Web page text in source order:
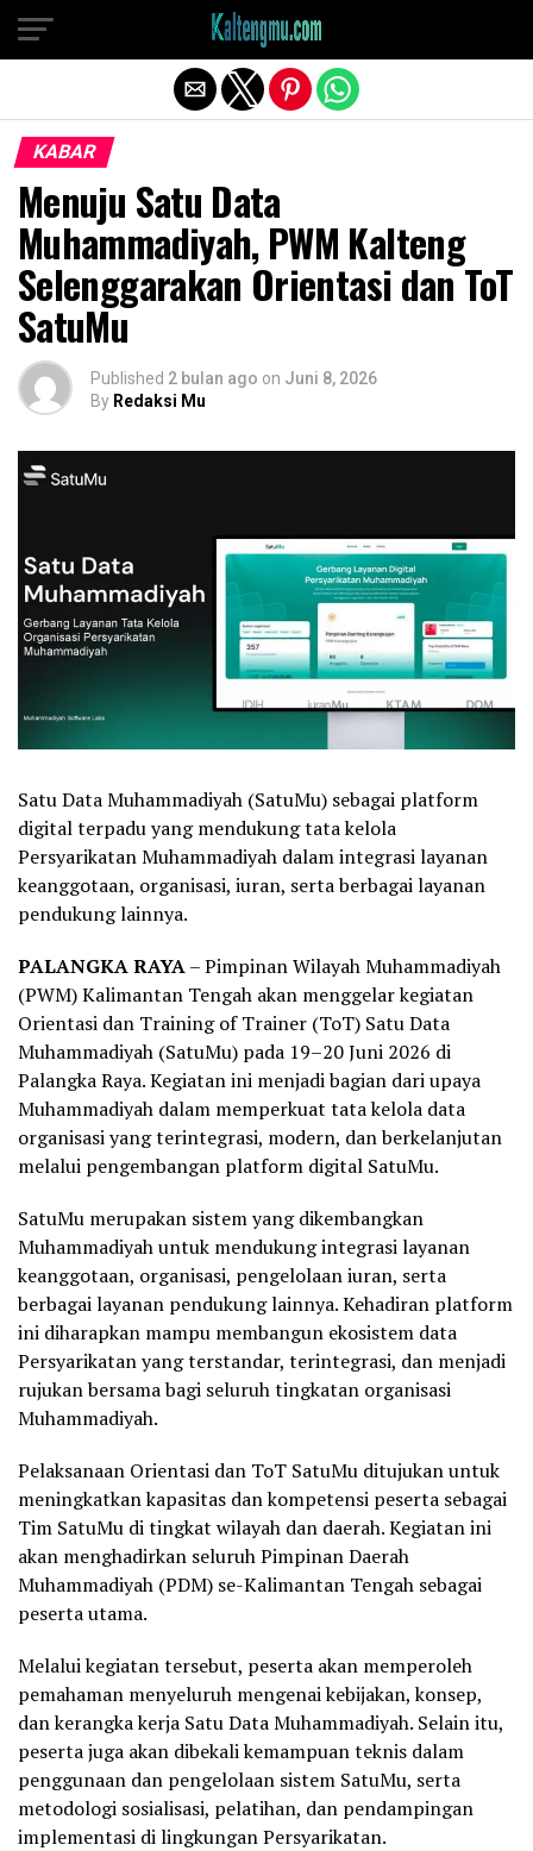
KABAR
Menuju Satu Data
Muhammadiyah, PWM Kalteng
Selenggarakan Orientasi dan ToT
SatuMu
Published 2 bulan ago on Juni 8, 2026
By Redaksi Mu
Satu Data Muhammadiyah (SatuMu) sebagai platform
digital terpadu yang mendukung tata kelola
Persyarikatan Muhammadiyah dalam integrasi layanan
keanggotaan, organisasi, iuran, serta berbagai layanan
pendukung lainnya.
PALANGKA RAYA– Pimpinan Wilayah Muhammadiyah
(PWM) Kalimantan Tengah akan menggelar kegiatan
Orientasi dan Training of Trainer (ToT) Satu Data
Muhammadiyah (SatuMu) pada 19–20 Juni 2026 di
Palangka Raya. Kegiatan ini menjadi bagian dari upaya
Muhammadiyah dalam memperkuat tata kelola data
organisasi yang terintegrasi, modern, dan berkelanjutan
melalui pengembangan platform digital SatuMu.
SatuMu merupakan sistem yang dikembangkan
Muhammadiyah untuk mendukung integrasi layanan
keanggotaan, organisasi, pengelolaan iuran, serta
berbagai layanan pendukung lainnya. Kehadiran platform
ini diharapkan mampu membangun ekosistem data
Persyarikatan yang terstandar, terintegrasi, dan menjadi
rujukan bersama bagi seluruh tingkatan organisasi
Muhammadiyah.
Pelaksanaan Orientasi dan ToT SatuMu ditujukan untuk
meningkatkan kapasitas dan kompetensi peserta sebagai
Tim SatuMu di tingkat wilayah dan daerah. Kegiatan ini
akan menghadirkan seluruh Pimpinan Daerah
Muhammadiyah (PDM) se-Kalimantan Tengah sebagai
peserta utama.
Melalui kegiatan tersebut, peserta akan memperoleh
pemahaman menyeluruh mengenai kebijakan, konsep,
dan kerangka kerja Satu Data Muhammadiyah. Selain itu,
peserta juga akan dibekali kemampuan teknis dalam
penggunaan dan pengelolaan sistem SatuMu, serta
metodologi sosialisasi, pelatihan, dan pendampingan
implementasi di lingkungan Persyarikatan.
Exit mobile version